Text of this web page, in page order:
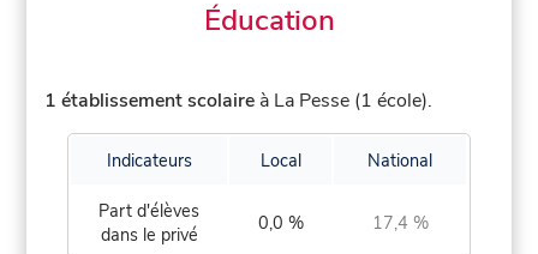
Éducation
1 établissement scolaire à La Pesse (1 école).
Indicateurs Local National
Part d'élèves
dans le privé
0,0 % 17,4 %